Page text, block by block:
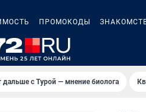
ПРОМОКОДЫ
дальше с Турой — мнение биолога